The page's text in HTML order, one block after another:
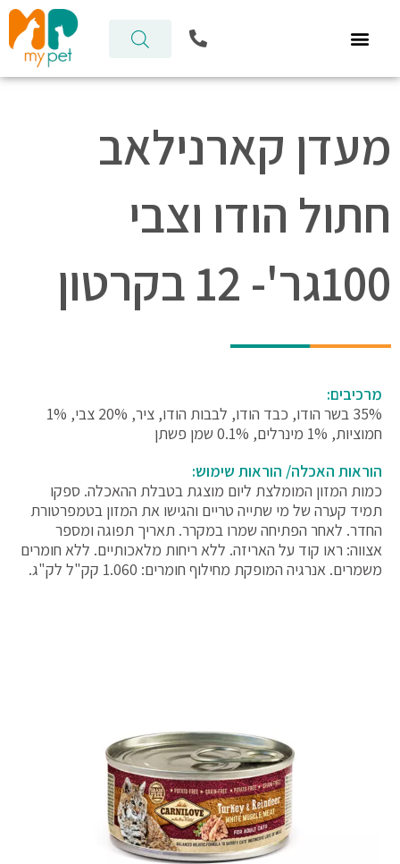
n
a
l
t
מעדן קארנילאב
חתול הודו וצבי
100גר'- 12 בקרטון
מרכיבים:
35% בשר הודו, כבד הודו, לבבות הודו, ציר, 20% צבי, 1%
חמוציות, 1% מינרלים, 0.1% שמן פשתן
הוראות האכלה/ הוראות שימוש:
כמות המזון המומלצת ליום מוצגת בטבלת ההאכלה. ספקו
תמיד קערה של מי שתייה טריים והגישו את המזון בטמפרטורת
החדר. לאחר הפתיחה שמרו במקרר. תאריך תפוגה ומספר
אצווה: ראו קוד על האריזה. ללא ריחות מלאכותיים. ללא חומרים
משמרים. אנרגיה המופקת מחילוף חומרים: 1.060 קק"ל לק"ג.